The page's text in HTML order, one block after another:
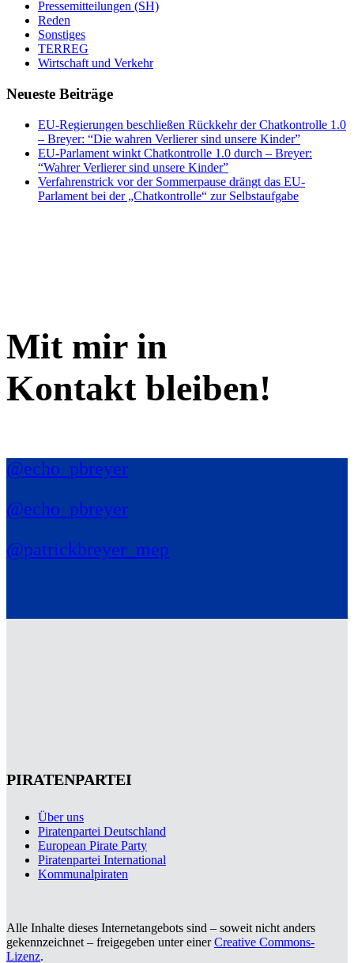
Pressemitteilungen (SH)
Reden
Sonstiges
TERREG
Wirtschaft und Verkehr
Neueste Beiträge
EU-Regierungen beschließen Rückkehr der Chatkontrolle 1.0
– Breyer: “Die wahren Verlierer sind unsere Kinder”
EU-Parlament winkt Chatkontrolle 1.0 durch – Breyer:
“Wahrer Verlierer sind unsere Kinder”
Verfahrenstrick vor der Sommerpause drängt das EU-
Parlament bei der „Chatkontrolle“ zur Selbstaufgabe
Mit mir in
Kontakt bleiben!
@echo_pbreyer
@echo_pbreyer
@patrickbreyer_mep
PIRATENPARTEI
Über uns
Piratenpartei Deutschland
European Pirate Party
Piratenpartei International
Kommunalpiraten
Alle Inhalte dieses Internetangebots sind – soweit nicht anders
gekennzeichnet – freigegeben unter einerCreative Commons-
Lizenz.